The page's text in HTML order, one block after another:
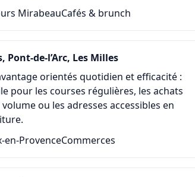
MirabeauCafés & brunch
Pont-de-l’Arc, Les Milles
orientés quotidien et efficacité :
pour les courses régulières, les achats
volume ou les adresses accessibles en
en-ProvenceCommerces